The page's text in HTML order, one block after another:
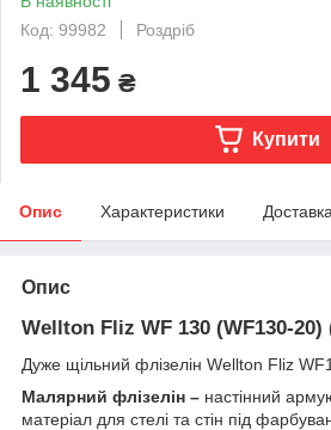
Код: 99982
Роздріб
1 345 ₴
Купити
Опис Характеристики Доставка
Опис
Wellton Fliz WF 130 (WF130-20)
Дуже щільний флізелін Wellton Fliz
Малярний флізелін – настінний
матеріал для стелі та стін під